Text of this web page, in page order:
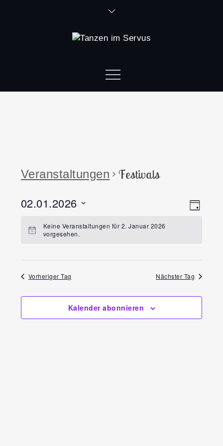
Veranstaltungen Festivals
Tag
02.01.2026
wählen.
Keine Veranstaltungen für 2. Januar 2026
vorgesehen.
Vorheriger Tag Nächster Tag
Kalender abonnieren